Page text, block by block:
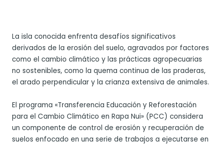
La isla conocida enfrenta desafíos significativos
derivados de la erosión del suelo, agravados por factores
como el cambio climático y las prácticas agropecuarias
no sostenibles, como la quema continua de las praderas,
el arado perpendicular y la crianza extensiva de animales.
El programa «Transferencia Educación y Reforestación
para el Cambio Climático en Rapa Nui» (PCC) considera
un componente de control de erosión y recuperación de
suelos enfocado en una serie de trabajos a ejecutarse en